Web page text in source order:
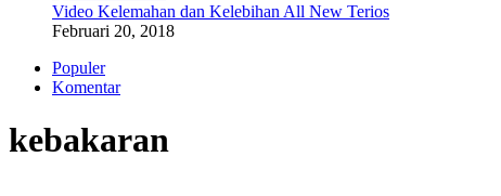
Video Kelemahan dan Kelebihan All New Terios
Februari 20, 2018
Populer
Komentar
kebakaran